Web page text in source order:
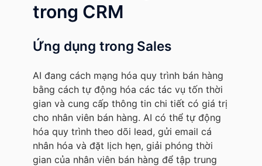
trong CRM
Ứng dụng trong Sales
AI đang cách mạng hóa quy trình bán hàng
bằng cách tự động hóa các tác vụ tốn thời
gian và cung cấp thông tin chi tiết có giá trị
cho nhân viên bán hàng. AI có thể tự động
hóa quy trình theo dõi lead, gửi email cá
nhân hóa và đặt lịch hẹn, giải phóng thời
gian của nhân viên bán hàng để tập trung